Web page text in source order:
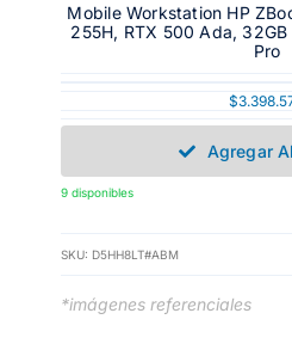
Mobile Workstation HP
255H, RTX 500 Ada, 32GB
Pro
$
Agregar
9 disponibles
SKU: D5HH8LT#ABM
*imágenes referenciales